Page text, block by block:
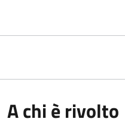
A chi è rivolto